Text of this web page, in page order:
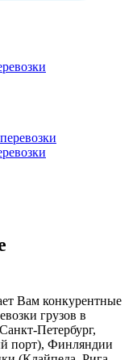
Вам конкурентные
грузов в
Петербург,
порт), Финляндии